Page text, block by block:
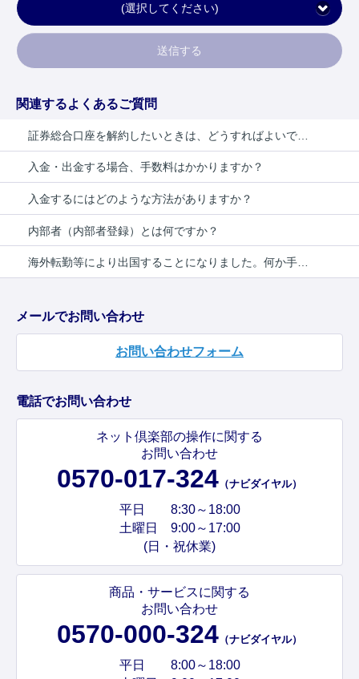
(選択してください)
送信する
関連するよくあるご質問
入金・出金する場合、手数料はかかりますか？
入金するにはどのような方法がありますか？
内部者（内部者登録）とは何ですか？
メールでお問い合わせ
お問い合わせフォーム
電話でお問い合わせ
ネット倶楽部の操作に関する
お問い合わせ
0570-017-324 （ナビダイヤル）
平日 8:30～18:00
土曜日 9:00～17:00
(日・祝休業)
商品・サービスに関する
お問い合わせ
0570-000-324 （ナビダイヤル）
平日 8:00～18:00